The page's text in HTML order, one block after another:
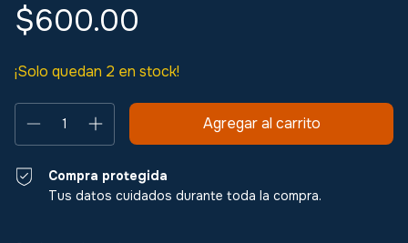
$600.00
¡Solo quedan 2 en stock!
Compra protegida
Tus datos cuidados durante toda la compra.